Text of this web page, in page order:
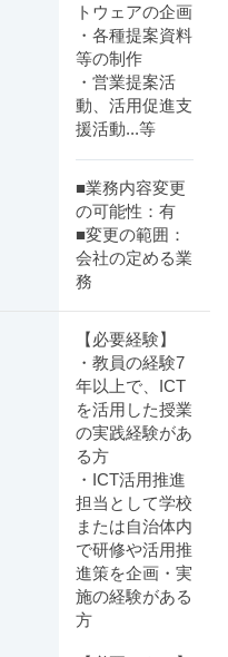
トウェアの企画
・各種提案資料
等の制作
・営業提案活
動、活用促進支
援活動...等
■業務内容変更
の可能性：有
■変更の範囲：
会社の定める業
務
【必要経験】
・教員の経験7
年以上で、ICT
を活用した授業
の実践経験があ
る方
・ICT活用推進
担当として学校
または自治体内
で研修や活用推
進策を企画・実
施の経験がある
方